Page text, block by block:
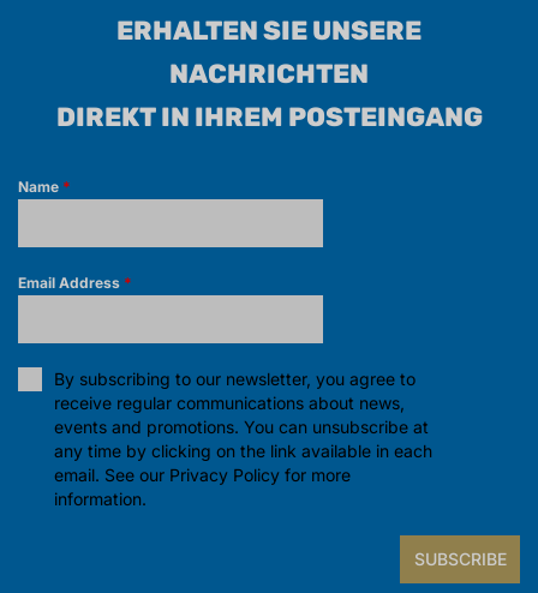
ERHALTEN SIE UNSERE
NACHRICHTEN
DIREKT IN IHREM POSTEINGANG
Name *
Email Address *
By subscribing to our newsletter, you agree to
receive regular communications about news,
events and promotions. You can unsubscribe at
any time by clicking on the link available in each
email. See our Privacy Policy for more
information.
SUBSCRIBE